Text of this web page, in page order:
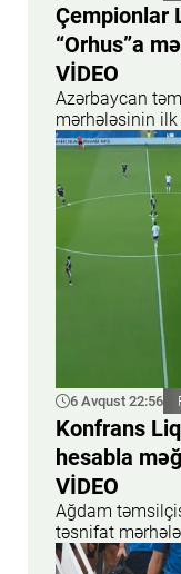
Çempionlar
“Orhus”a
VİDEO
Azərbaycan
mərhələsinin
6 Avqust 22:56
Konfrans
hesabla
VİDEO
Ağdam
təsnifat